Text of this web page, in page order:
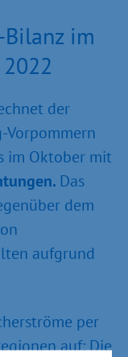
Bilanz im
der
Vorpommern
im Oktober mit
Das
dem
aufgrund
per
auf: Die